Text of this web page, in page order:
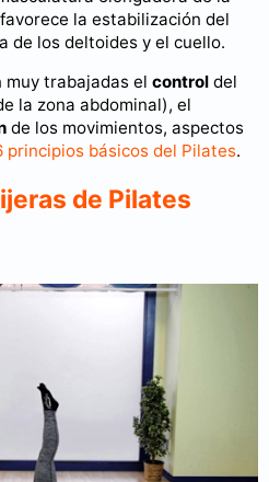
la estabilización del
de los deltoides y el cuello.
muy trabajadas el control del
la zona abdominal), el
de los movimientos, aspectos
principios básicos del Pilates.
de Pilates